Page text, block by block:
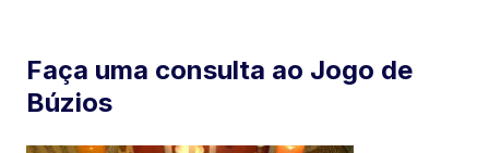
Faça uma consulta ao Jogo de
Búzios